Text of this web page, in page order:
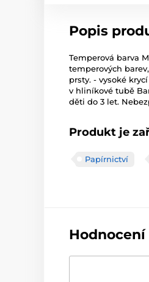
Popis
Temperová barva
temperových
prsty. - vysoké
v hliníkové tubě
děti do 3 let.
Produkt je
Papírnictví